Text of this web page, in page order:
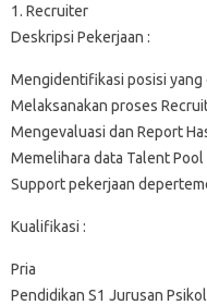
1. Recruiter
Deskripsi Pekerjaan :
Mengidentifikasi posisi yang
Melaksanakan proses
Mengevaluasi dan Report
Memelihara data Talent Pool
Support pekerjaan
Kualifikasi :
Pria
Pendidikan S1 Jurusan